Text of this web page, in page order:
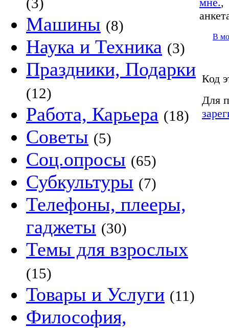
Машины (8)
Наука и Техника (3)
Праздники, Подарки
(12)
Работа, Карьера (18)
Советы (5)
Соц.опросы (65)
Субкультуры (7)
Телефоны, плееры,
гаджеты (30)
Темы для взрослых
(15)
Товары и Услуги (11)
Философия,
В
Код
Для